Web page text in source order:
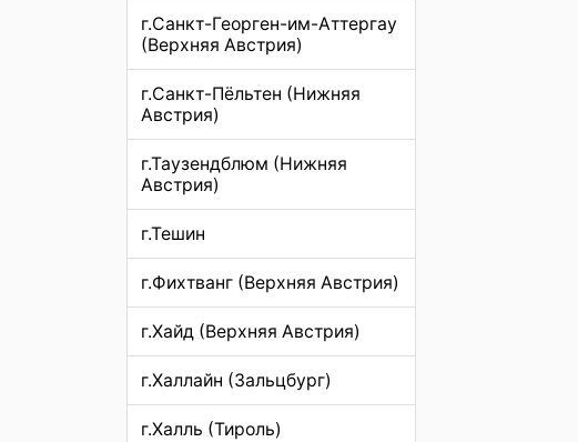
г.Санкт-Георген-им-Аттергау
(Верхняя Австрия)
г.Санкт-Пёльтен (Нижняя
Австрия)
г.Таузендблюм (Нижняя
Австрия)
г.Тешин
г.Фихтванг (Верхняя Австрия)
г.Хайд (Верхняя Австрия)
г.Халлайн (Зальцбург)
г.Халль (Тироль)